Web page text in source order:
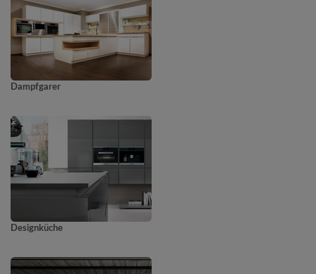
Dampfgarer
Designküche